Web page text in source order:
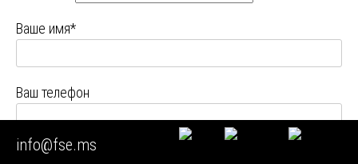
Ваше имя*
Ваш телефон
Ваш город
info@fse.ms